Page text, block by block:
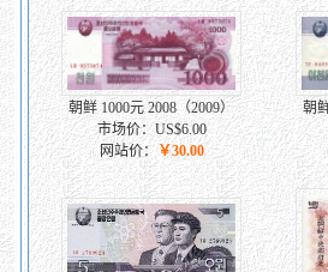
朝鲜 1000元 2008（2009）
市场价：US$6.00
网站价：￥30.00
朝